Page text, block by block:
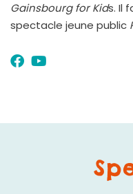
Gainsbourg for Kids. Il
spectacle jeune public